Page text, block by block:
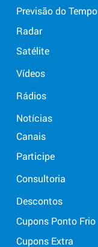
Previsão do Tempo
Radar
Satélite
Vídeos
Rádios
Notícias
Canais
Participe
Consultoria
Descontos
Cupons Ponto Frio
Cupons Extra